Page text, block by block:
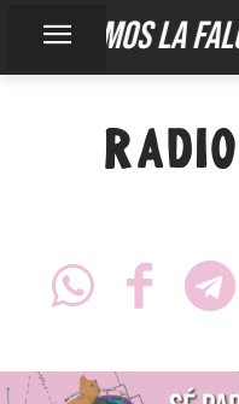
somos la